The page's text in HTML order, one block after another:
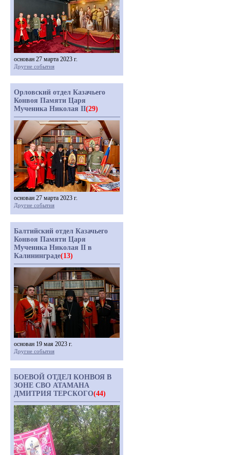
основан 27 марта 2023 г.
Другие события
Орловский отдел Казачьего
Конвоя Памяти Царя
Мученика Николая II(29)
основан 27 марта 2023 г.
Другие события
Балтийский отдел Казачьего
Конвоя Памяти Царя
Мученика Николая II в
Калининграде(13)
основан 19 мая 2023 г.
Другие события
БОЕВОЙ ОТДЕЛ КОНВОЯ В
ЗОНЕ СВО АТАМАНА
ДМИТРИЯ ТЕРСКОГО(44)